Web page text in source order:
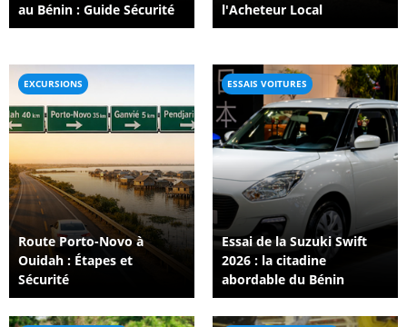
au Bénin : Guide Sécurité
l'Acheteur Local
EXCURSIONS
Route Porto-Novo à
Ouidah : Étapes et
Sécurité
ESSAIS VOITURES
Essai de la Suzuki Swift
2026 : la citadine
abordable du Bénin